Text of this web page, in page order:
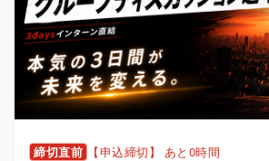
締切直前 【申込締切】 あと0時間